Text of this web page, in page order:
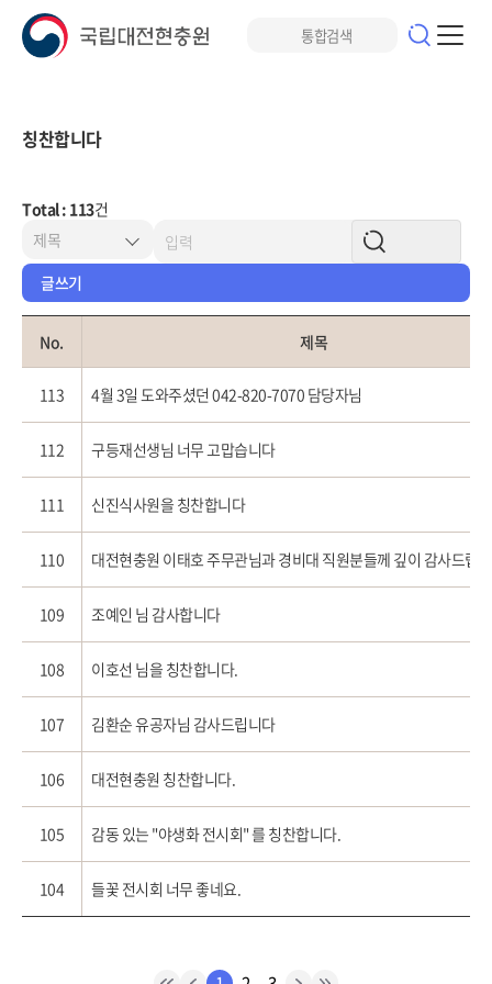
칭찬합니다
Total : 113건
글쓰기
No. 제목
113 4월 3일 도와주셨던 042-820-7070 담당자님
112 구등재선생님 너무 고맙습니다
111 신진식사원을 칭찬합니다
110 대전현충원 이태호 주무관님과 경비대 직원분들께 깊이 감사드립
109 조예인 님 감사합니다
108 이호선 님을 칭찬합니다.
107 김환순 유공자님 감사드립니다
106 대전현충원 칭찬합니다.
105 감동 있는 "야생화 전시회" 를 칭찬합니다.
104 들꽃 전시회 너무 좋네요.